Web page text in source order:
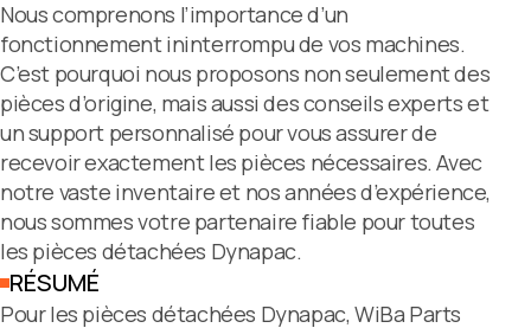
Nous comprenons l’importance d’un
fonctionnement ininterrompu de vos machines.
C’est pourquoi nous proposons non seulement des
pièces d’origine, mais aussi des conseils experts et
un support personnalisé pour vous assurer de
recevoir exactement les pièces nécessaires. Avec
notre vaste inventaire et nos années d’expérience,
nous sommes votre partenaire fiable pour toutes
les pièces détachées Dynapac.
RÉSUMÉ
Pour les pièces détachées Dynapac, WiBa Parts